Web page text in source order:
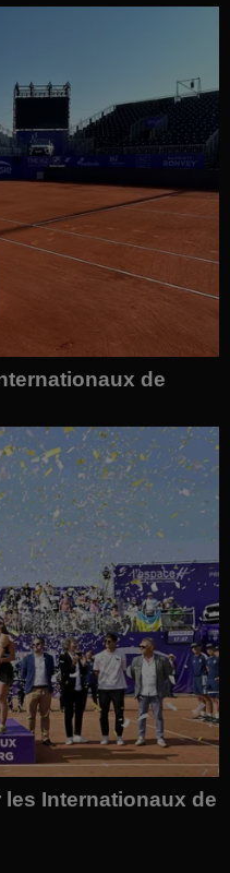
de
Internationaux de